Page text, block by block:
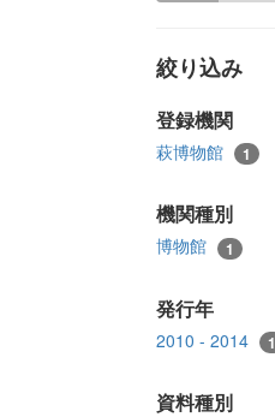
絞り込み
登録機関
萩博物館 1
機関種別
博物館 1
発行年
2010 - 2014 1
資料種別